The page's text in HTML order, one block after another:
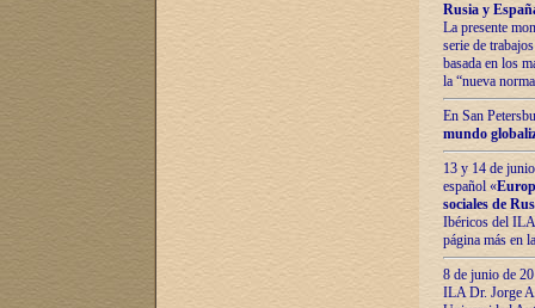
Rusia y
La presente
serie de
basada en los
la “nueva
En San
mundo
13 y 14 de
español «
sociales de
Ibéricos del ILA
página más en
8 de junio de
ILA Dr. Jorge